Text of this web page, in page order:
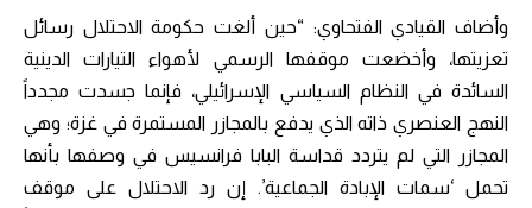
وأضاف القيادي الفتحاوي: “حين ألغت حكومة الاحتلال رسائل
تعزيتها، وأخضعت موقفها الرسمي لأهواء التيارات الدينية
السائدة في النظام السياسي الإسرائيلي، فإنما جسدت مجدداً
النهج العنصري ذاته الذي يدفع بالمجازر المستمرة في غزة؛ وهي
المجازر التي لم يتردد قداسة البابا فرانسيس في وصفها بأنها
تحمل ‘سمات الإبادة الجماعية’. إن رد الاحتلال على موقف